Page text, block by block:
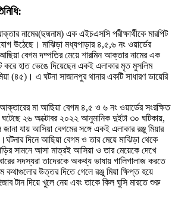
নামের(ছদ্মনাম) এক এইচএসসি পরীক্ষার্থীকে মারপিট
উঠেছে। মাঝিড়া মধ্যপাড়ার ৪,৫,৬ নং ওয়ার্ডের
বেগম দম্পতির মেয়ে শারমিন আক্তার নামের এক
করে হাত ভেঙে দিয়েছেন একই এলাকার মৃত মুসলিম
(৪৫)। এ ঘটনা সাজানপুর থানার একটি সাধারণ ডায়েরি
আক্তারের মা আছিয়া বেগম ৪,৫ ও ৬ নং ওয়ার্ডের সংরক্ষিত
২৬ অক্টোবর ২০২২ আনুমানিক দুইটা ৩০ ঘটিকায়,
যায় আসিয়া বেগমের সঙ্গে একই এলাকার রঞ্জু মিয়ার
।ঘটনার দিনে আছিয়া বেগম ও তার মেয়ে মাঝিড়া থেকে
সামনে আসা মাত্রই আসিয়া ও তার মেয়েকে দেখে
সদস্যরা তাদেরকে অকথ্য ভাষায় গালিগালাজ করতে
কথাগুলোর উত্তর দিতে গেলে রঞ্জু মিয়া ক্ষিপ্ত হয়ে
টান দিয়ে খুলে নেয় এবং তাকে কিল ঘুসি মারতে শুরু